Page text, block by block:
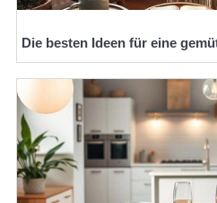
Die besten Ideen für eine